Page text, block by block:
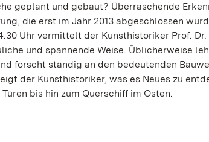
geplant und gebaut? Überraschende
die erst im Jahr 2013 abgeschlossen
Uhr vermittelt der Kunsthistoriker Prof.
und spannende Weise. Üblicherweise
forscht ständig an den bedeutenden
der Kunsthistoriker, was es Neues zu
bis hin zum Querschiff im Osten.